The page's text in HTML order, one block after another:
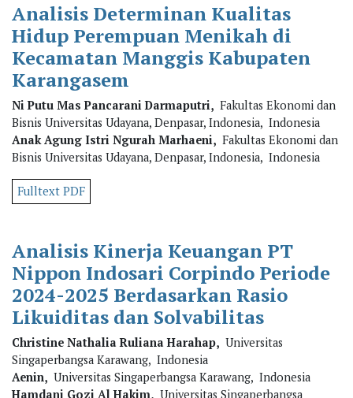
Analisis Determinan Kualitas
Hidup Perempuan Menikah di
Kecamatan Manggis Kabupaten
Karangasem
Ni Putu Mas Pancarani Darmaputri, Fakultas Ekonomi dan
Bisnis Universitas Udayana, Denpasar, Indonesia, Indonesia
Anak Agung Istri Ngurah Marhaeni, Fakultas Ekonomi dan
Bisnis Universitas Udayana, Denpasar, Indonesia, Indonesia
Fulltext PDF
Analisis Kinerja Keuangan PT
Nippon Indosari Corpindo Periode
2024-2025 Berdasarkan Rasio
Likuiditas dan Solvabilitas
Christine Nathalia Ruliana Harahap, Universitas
Singaperbangsa Karawang, Indonesia
Aenin, Universitas Singaperbangsa Karawang, Indonesia
Hamdani Gozi Al Hakim, Universitas Singaperbangsa